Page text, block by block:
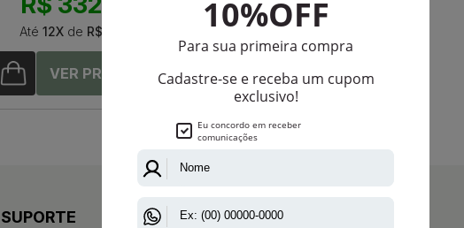
Até 12X de R$ 27,70
SUPORTE +AAZ PERFUMES